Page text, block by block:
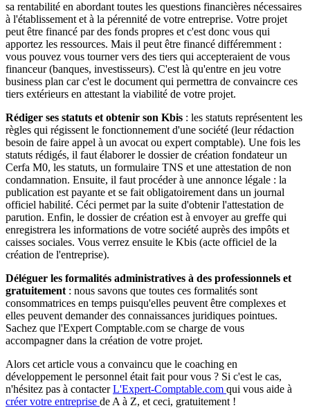
sa rentabilité en abordant toutes les questions financières nécessaires
à l'établissement et à la pérennité de votre entreprise. Votre projet
peut être financé par des fonds propres et c'est donc vous qui
apportez les ressources. Mais il peut être financé différemment :
vous pouvez vous tourner vers des tiers qui accepteraient de vous
financeur (banques, investisseurs). C'est là qu'entre en jeu votre
business plan car c'est le document qui permettra de convaincre ces
tiers extérieurs en attestant la viabilité de votre projet.
Rédiger ses statuts et obtenir son Kbis : les statuts représentent les
règles qui régissent le fonctionnement d'une société (leur rédaction
besoin de faire appel à un avocat ou expert comptable). Une fois les
statuts rédigés, il faut élaborer le dossier de création fondateur un
Cerfa M0, les statuts, un formulaire TNS et une attestation de non
condamnation. Ensuite, il faut procéder à une annonce légale : la
publication est payante et se fait obligatoirement dans un journal
officiel habilité. Céci permet par la suite d'obtenir l'attestation de
parution. Enfin, le dossier de création est à envoyer au greffe qui
enregistrera les informations de votre société auprès des impôts et
caisses sociales. Vous verrez ensuite le Kbis (acte officiel de la
création de l'entreprise).
Déléguer les formalités administratives à des professionnels et
gratuitement : nous savons que toutes ces formalités sont
consommatrices en temps puisqu'elles peuvent être complexes et
elles peuvent demander des connaissances juridiques pointues.
Sachez que l'Expert Comptable.com se charge de vous
accompagner dans la création de votre projet.
Alors cet article vous a convaincu que le coaching en
développement le personnel était fait pour vous ? Si c'est le cas,
n'hésitez pas à contacterL'Expert-Comptable.com qui vous aide à
créer votre entreprise de A à Z, et ceci, gratuitement !